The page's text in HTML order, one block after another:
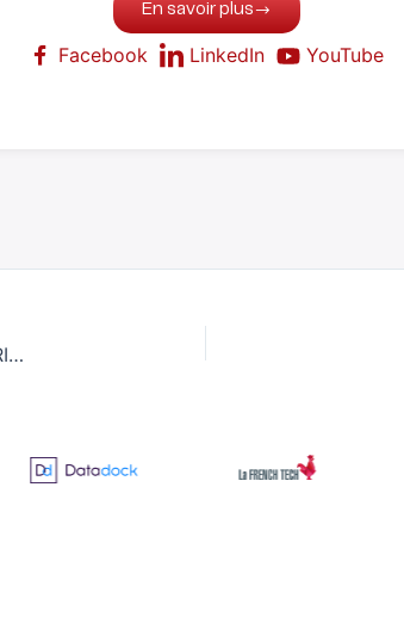
En savoir plus
Facebook LinkedIn YouTube
Interventions sur le sujet des risques de change | Actualités AMBRIVA – Partenaires 2014